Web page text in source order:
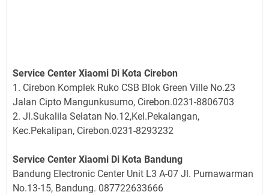
Service Center Xiaomi Di Kota Cirebon
1. Cirebon Komplek Ruko CSB Blok Green Ville No.23
Jalan Cipto Mangunkusumo, Cirebon.0231-8806703
2. Jl.Sukalila Selatan No.12,Kel.Pekalangan,
Kec.Pekalipan, Cirebon.0231-8293232
Service Center Xiaomi Di Kota Bandung
Bandung Electronic Center Unit L3 A-07 Jl. Purnawarman
No.13-15, Bandung. 087722633666